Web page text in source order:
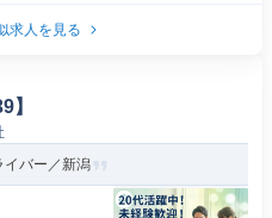
求人を見る
】
イバー／新潟